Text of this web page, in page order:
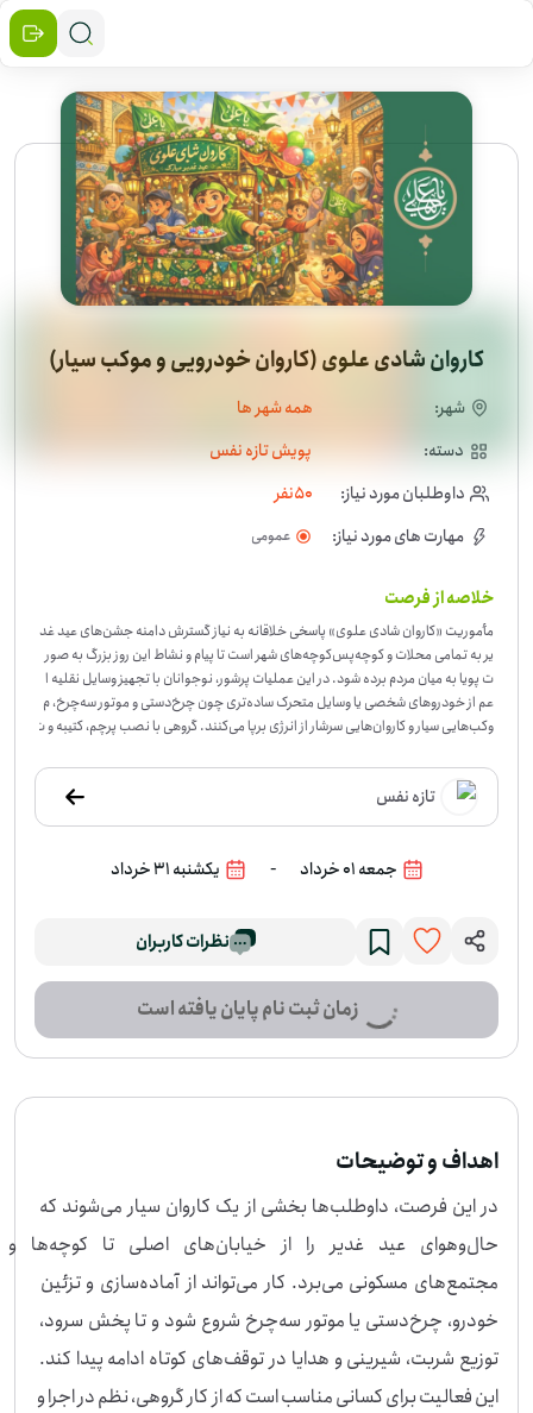
کاروان شادی علوی (کاروان خودرویی و موکب سیار)
شهر:
همه شهر ها
دسته:
پویش تازه نفس
داوطلبان مورد نیاز:
50نفر
مهارت های مورد نیاز:
عمومی
خلاصه از فرصت
مأموریت «کاروان شادی علوی» پاسخی خلاقانه به نیاز گسترش دامنه جشن‌های عید غد
یر به تمامی محلات و کوچه‌پس‌کوچه‌های شهر است تا پیام و نشاط این روز بزرگ به صور
ت پویا به میان مردم برده شود. در این عملیات پرشور، نوجوانان با تجهیز وسایل نقلیه ا
عم از خودروهای شخصی یا وسایل متحرک ساده‌تری چون چرخ‌دستی و موتور سه‌چرخ، م
وکب‌هایی سیار و کاروان‌هایی سرشار از انرژی برپا می‌کنند. گروهی با نصب پرچم، کتیبه و ت
سرودهای حماسی، یک هیئت سیار را در سطح خیابان‌ها به حرکت درمی‌آورند و با توقف‌ها
ی کوتاه و مدیریت‌شده در میادین و مجتمع‌های مسکونی، به توزیع شیرینی و هدایا می‌پ
ردازند. در سویی دیگر، هسته‌های عملیاتی با خلاقیتی مثال‌زدنی، چرخ‌دستی‌ها را به کلم
چابک، به دل کوچه‌های باریک و مغازه‌های محلی می‌روند. این حرکت چهره‌به‌چهره و ص
ی از حلاوت سرشار جشن ولایت بی‌نصیب نماند.-در این فرصت، داوطلب‌ها بخشی از ی
مع‌های مسکونی می‌برد. کار می‌تواند از آماده‌سازی و تزئین خودرو، چرخ‌دستی یا موتور
سه‌چرخ شروع شود و تا پخش سرود، توزیع شربت، شیرینی و هدایا در توقف‌های کوتاه اد
امه پیدا کند. این فعالیت برای کسانی مناسب است که از کار گروهی، نظم در اجرا و حضو
ر در فضای محله لذت می‌برند. این برنامه در همه استان‌ها برگزار می‌شود و هدفش این ا
ک‌تر و ملموس‌تر کنند. اگر برای اجرای این کار جمعی وقت و انرژی دارید، می‌توانید به ای
ن فرصت بپیوندید.
تازه نفس
جمعه 01 خرداد - یکشنبه 31 خرداد
نظرات کاربران
زمان ثبت نام پایان یافته است
اهداف و توضیحات
در این فرصت، داوطلب‌ها بخشی از یک کاروان سیار می‌شوند که
حال‌وهوای عید غدیر را از خیابان‌های اصلی تا کوچه‌ها و
مجتمع‌های مسکونی می‌برد. کار می‌تواند از آماده‌سازی و تزئین
خودرو، چرخ‌دستی یا موتور سه‌چرخ شروع شود و تا پخش سرود،
توزیع شربت، شیرینی و هدایا در توقف‌های کوتاه ادامه پیدا کند.
این فعالیت برای کسانی مناسب است که از کار گروهی، نظم در اجرا و